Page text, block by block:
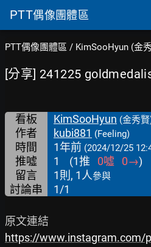
PTT偶像團體區
PTT偶像團體區 / KimSooHyun (金
[分享] 241225
看板 KimSooHyun (金秀
作者 kubi881 (Feeling)
時間 1年前 (2024/12/25
推噓 1 (1推 0噓 0→)
留言
1則, 1人參與
討論串 1/1
https://www.instagram.com/